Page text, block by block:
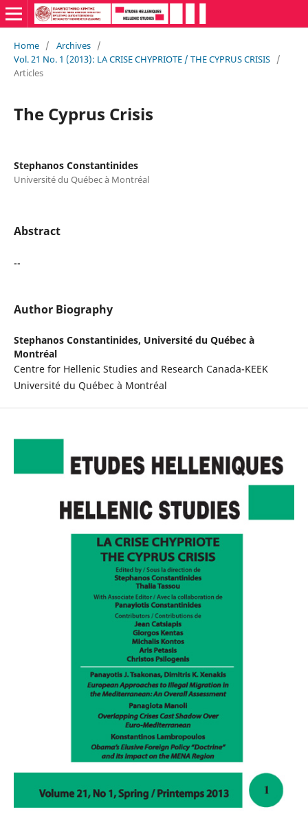
Home / Archives /
Vol. 21 No. 1 (2013): LA CRISE CHYPRIOTE / THE CYPRUS CRISIS /
Articles
The Cyprus Crisis
Stephanos Constantinides
Université du Québec à Montréal
Abstract
--
Author Biography
Stephanos Constantinides, Université du Québec à
Montréal
Centre for Hellenic Studies and Research Canada-KEEK
Université du Québec à Montréal